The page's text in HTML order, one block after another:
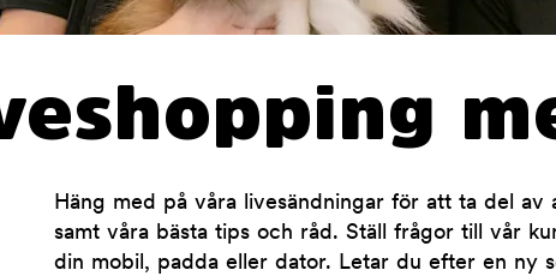
Häng med på våra livesändningar för att ta del
samt våra bästa tips och råd. Ställ frågor till vår
din mobil, padda eller dator. Letar du efter en ny